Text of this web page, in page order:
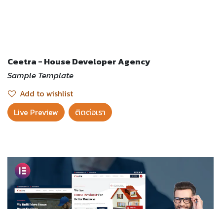
Ceetra - House Developer Agency
Sample Template
Add to wishlist
Live Preview​
ติดต่อเรา